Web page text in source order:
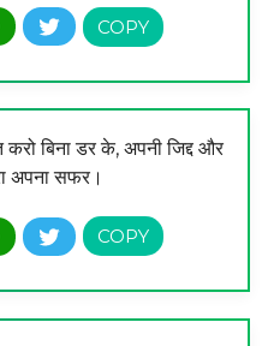
बिना डर के, अपनी जिद्द और
अपना सफर।